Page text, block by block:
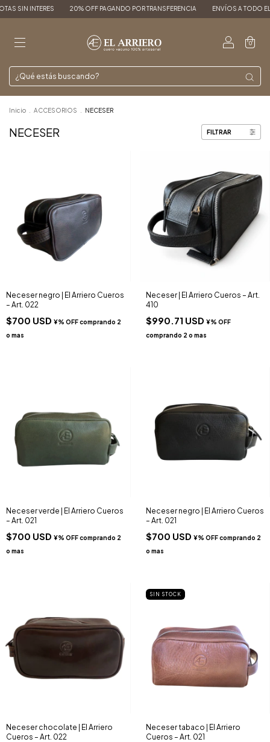
SIN INTERES 20% OFF PAGANDO POR TRANSFERENCIA ENVÍOS A TODO EL
0
Inicio ACCESORIOS NECESER
NECESER FILTRAR
Neceser negro | El Arriero Cueros
– Art. 022
$700 USD
Neceser | El Arriero Cueros – Art.
410
$990.71 USD
Neceser verde | El Arriero Cueros
– Art. 021
$700 USD
Neceser negro | El Arriero Cueros
– Art. 021
$700 USD
Neceser chocolate | El Arriero
Cueros – Art. 022
SIN STOCK
Neceser tabaco | El Arriero
Cueros – Art. 021